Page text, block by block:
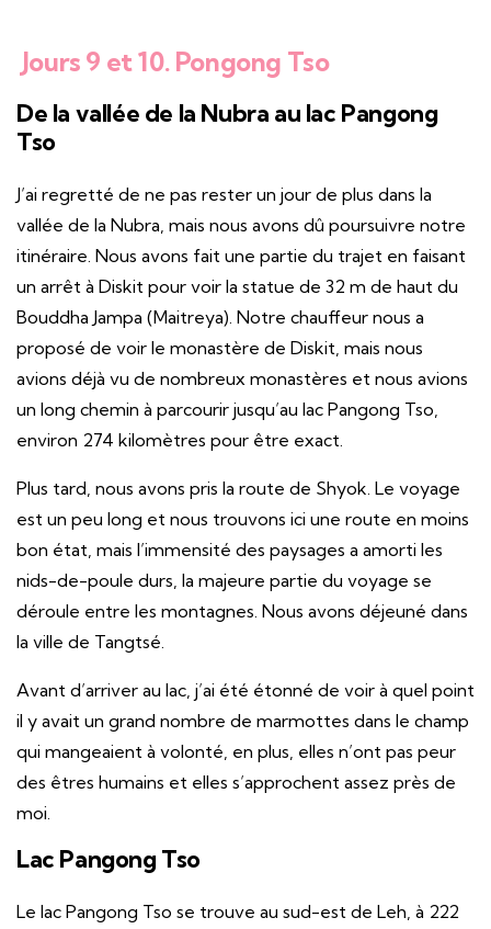
Jours 9 et 10. Pongong Tso
De la vallée de la Nubra au lac Pangong
Tso
J’ai regretté de ne pas rester un jour de plus dans la
vallée de la Nubra, mais nous avons dû poursuivre notre
itinéraire. Nous avons fait une partie du trajet en faisant
un arrêt à Diskit pour voir la statue de 32 m de haut du
Bouddha Jampa (Maitreya). Notre chauffeur nous a
proposé de voir le monastère de Diskit, mais nous
avions déjà vu de nombreux monastères et nous avions
un long chemin à parcourir jusqu’au lac Pangong Tso,
environ 274 kilomètres pour être exact.
Plus tard, nous avons pris la route de Shyok. Le voyage
est un peu long et nous trouvons ici une route en moins
bon état, mais l’immensité des paysages a amorti les
nids-de-poule durs, la majeure partie du voyage se
déroule entre les montagnes. Nous avons déjeuné dans
la ville de Tangtsé.
Avant d’arriver au lac, j’ai été étonné de voir à quel point
il y avait un grand nombre de marmottes dans le champ
qui mangeaient à volonté, en plus, elles n’ont pas peur
des êtres humains et elles s’approchent assez près de
moi.
Lac Pangong Tso
Le lac Pangong Tso se trouve au sud-est de Leh, à 222